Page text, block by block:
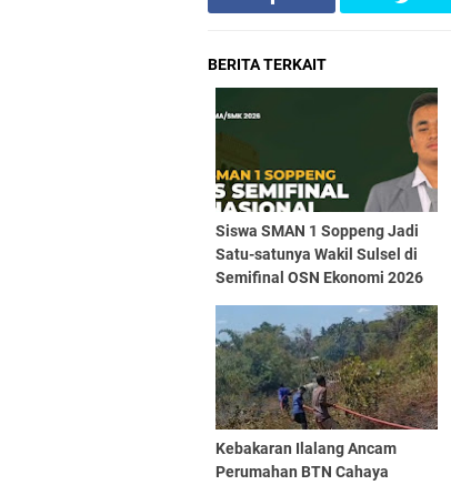
BERITA TERKAIT
Siswa SMAN 1 Soppeng Jadi
Satu-satunya Wakil Sulsel di
Semifinal OSN Ekonomi 2026
Kebakaran Ilalang Ancam
Perumahan BTN Cahaya